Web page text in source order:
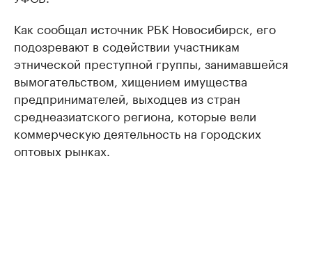
Как сообщал источник РБК Новосибирск, его
подозревают в содействии участникам
этнической преступной группы, занимавшейся
вымогательством, хищением имущества
предпринимателей, выходцев из стран
среднеазиатского региона, которые вели
коммерческую деятельность на городских
оптовых рынках.